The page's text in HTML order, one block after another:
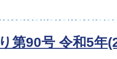
第90号 令和5年